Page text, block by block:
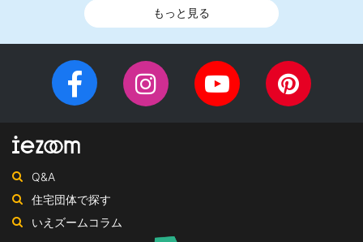
もっと見る
Facebook
ー
ジ
InstagramYouTube
チ
Q&A
住宅団体で探す
いえズームコラム